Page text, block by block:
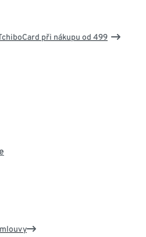
při nákupu od 499